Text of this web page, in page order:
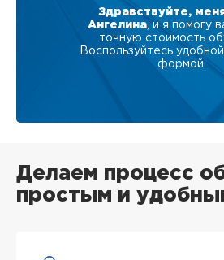
Здравствуйте,
Ангелина , и я помогу
точную стоимость
Воспользуйтесь
формой.
Делаем процесс
простым и